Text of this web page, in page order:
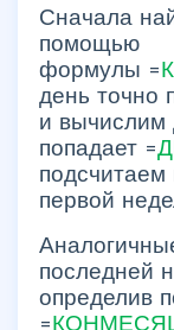
Сначала
помощью
формулы =
день точно
и вычислим
попадает =
подсчитаем
первой
последней
определив
=